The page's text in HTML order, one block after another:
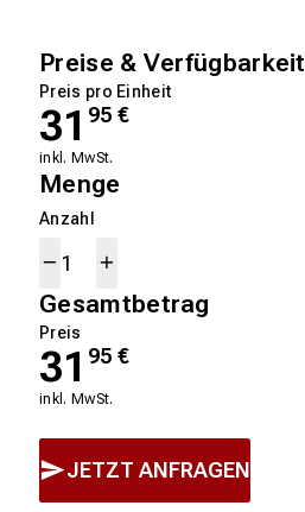
Preise & Verfügbarkeit
Preis pro Einheit
31 95 €
inkl. MwSt.
Menge
Anzahl
Gesamtbetrag
Preis
31 95 €
inkl. MwSt.
JETZT ANFRAGEN